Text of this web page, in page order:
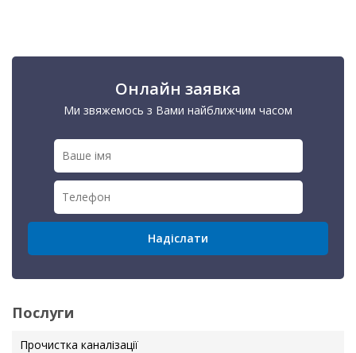
Онлайн заявка
Ми звяжемось з Вами найближчим часом
Послуги
Прочистка каналізації